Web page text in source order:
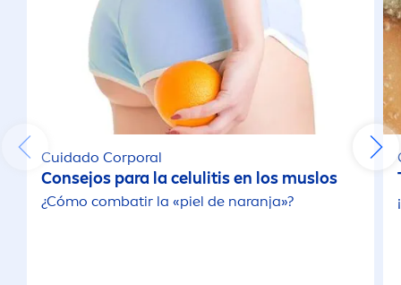
Limpieza Corporal
Limpieza Facial
PROPIEDADES
1 Ingrediente Activo
Cuidado Corporal
Consejos para la celulitis en los muslos
¿Cómo combatir la «piel de naranja»?